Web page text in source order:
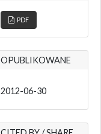
PDF
OPUBLIKOWANE
2012-06-30